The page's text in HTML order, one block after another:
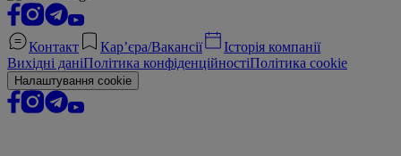
Контакт Кар’єра/Вакансії
Історія компанії
Вихідні даніПолітика конфіденційностіПолітика cookie
Налаштування cookie